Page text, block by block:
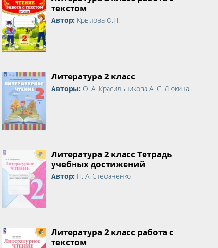
текстом
Автор: Крылова О.Н.
Литература 2 класс
Авторы: О. А. Красильникова А. С. Люкина
Литература 2 класс Тетрадь
учебных достижений
Автор: Н. А. Стефаненко
Литература 2 класс работа с
текстом